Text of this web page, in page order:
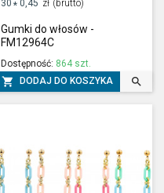
30 * 0,45 zł (brutto)
Gumki do włosów -
FM12964C
Dostępność: 864 szt.
 DODAJ DO KOSZYKA 